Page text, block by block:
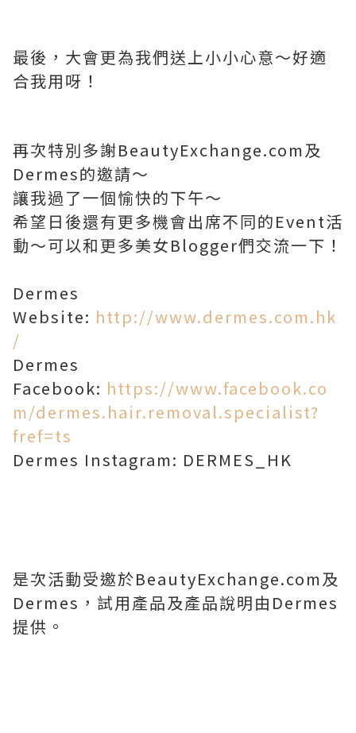
最後，大會更為我們送上小小心意～好適
合我用呀！
再次特別多謝BeautyExchange.com及
Dermes的邀請～
讓我過了一個愉快的下午～
希望日後還有更多機會出席不同的Event活
動～可以和更多美女Blogger們交流一下！
Dermes
Website: http://www.dermes.com.hk
/
Dermes
Facebook: https://www.facebook.co
m/dermes.hair.removal.specialist?
fref=ts
Dermes Instagram: DERMES_HK
是次活動受邀於BeautyExchange.com及
Dermes，試用產品及產品說明由Dermes
提供。